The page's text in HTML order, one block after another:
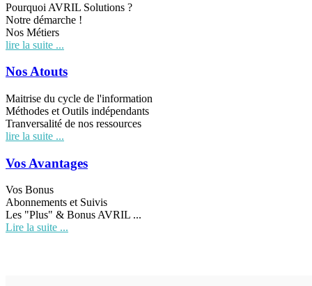
Pourquoi AVRIL Solutions ?
Notre démarche !
Nos Métiers
lire la suite ...
Nos Atouts
Maitrise du cycle de l'information
Méthodes et Outils indépendants
Tranversalité de nos ressources
lire la suite ...
Vos Avantages
Vos Bonus
Abonnements et Suivis
Les "Plus" & Bonus AVRIL ...
Lire la suite ...